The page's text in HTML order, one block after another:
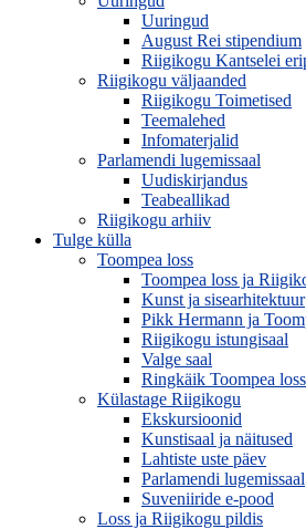
Uuringud
August Rei stipendium
Riigikogu Kantselei
Riigikogu väljaanded
Riigikogu Toimetised
Teemalehed
Infomaterjalid
Parlamendi lugemissaal
Uudiskirjandus
Teabeallikad
Riigikogu arhiiv
Tulge külla
Toompea loss
Toompea loss ja
Kunst ja sisearhitektuur
Pikk Hermann ja
Riigikogu istungisaal
Valge saal
Ringkäik Toompea
Külastage Riigikogu
Ekskursioonid
Kunstisaal ja näitused
Lahtiste uste päev
Parlamendi lugemissaal
Suveniiride e-pood
Loss ja Riigikogu pildis